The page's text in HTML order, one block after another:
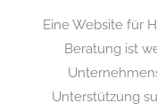
Eine Website für
Beratung ist
Unterstützung